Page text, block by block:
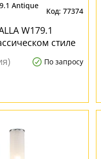
Antique
77374
W179.1
стиле
По запросу